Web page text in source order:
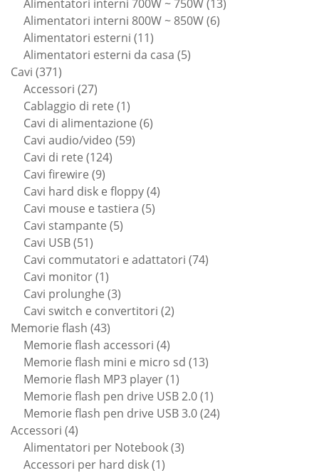
Alimentatori interni 700W ~ 750W 13
Alimentatori interni 800W ~ 850W 66
Alimentatori esterni 1111
prodotti
Alimentatori esterni da casa 55
Cavi 371371
prodotti
Accessori 2727
prodotti
Cablaggio di rete 11
prodotto
Cavi di alimentazione 66
Cavi audio/video 5959
Cavi di rete 124124
Cavi firewire 99
prodotti
Cavi hard disk e floppy 44
Cavi mouse e tastiera 55
Cavi stampante 55
Cavi USB 5151
prodotti
Cavi commutatori e adattatori 7474
Cavi monitor 11
prodotto
Cavi prolunghe 33
prodotti
Cavi switch e convertitori 22
Memorie flash 4343
prodotti
Memorie flash accessori 44
prodotti
Memorie flash mini e micro sd 1313
Memorie flash MP3 player 11
prodotto
Memorie flash pen drive USB 2.0 11
prodotto
Memorie flash pen drive USB 3.0 2424
Accessori 44
prodotti
Alimentatori per Notebook 33
Accessori per hard disk 11